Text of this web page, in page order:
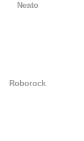
Neato
Roborock